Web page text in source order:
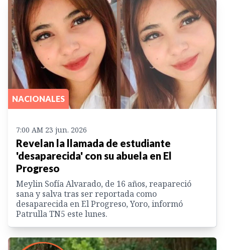
NACIONALES
7:00 AM 23 jun. 2026
Revelan la llamada de estudiante
'desaparecida' con su abuela en El
Progreso
Meylin Sofía Alvarado, de 16 años, reapareció
sana y salva tras ser reportada como
desaparecida en El Progreso, Yoro, informó
Patrulla TN5 este lunes.